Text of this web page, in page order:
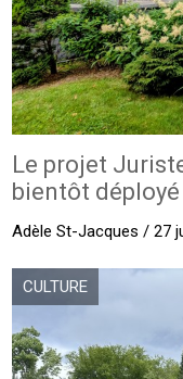
Le projet
bientôt
Adèle St-Jacques / 27
CULTURE